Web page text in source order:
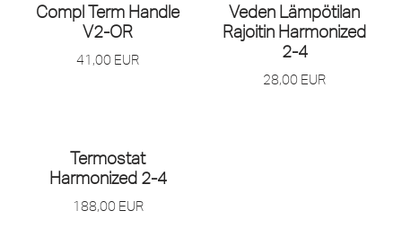
Compl Term Handle
V2-OR
41,00 EUR
Veden Lämpötilan
Rajoitin Harmonized
2-4
28,00 EUR
Termostat
Harmonized 2-4
188,00 EUR